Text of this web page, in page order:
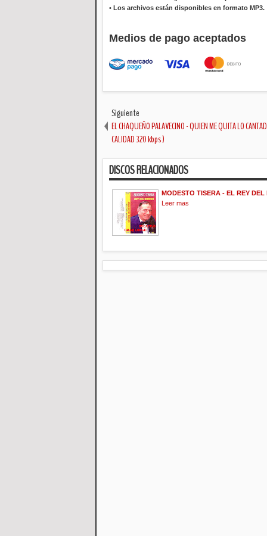
• Los archivos están disponibles en formato MP3.
Medios de pago aceptados
Siguiente
EL CHAQUEÑO PALAVECINO - QUIEN ME QUITA LO
CALIDAD 320 kbps )
DISCOS RELACIONADOS
MODESTO TISERA - EL REY DEL
Leer mas